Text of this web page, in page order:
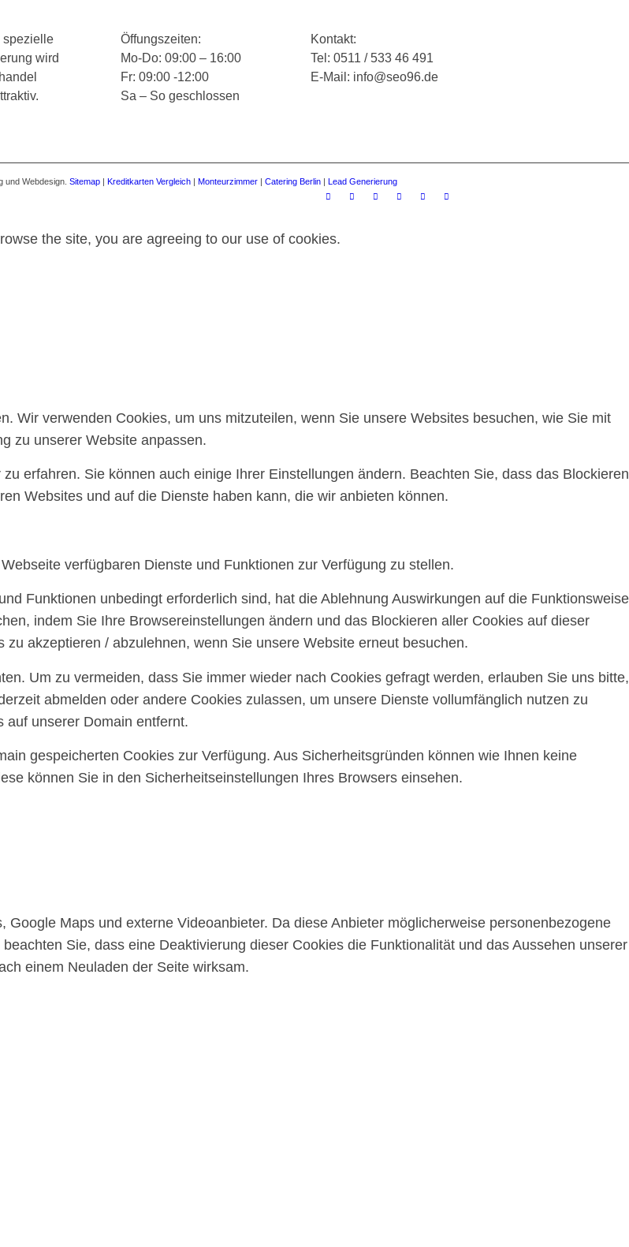
spezielle
wird
Öffungszeiten:
Mo-Do: 09:00 – 16:00
Fr: 09:00 -12:00
Sa – So geschlossen
Kontakt:
Tel: 0511 / 533 46 491
E-Mail: info@seo96.de
und Webdesign. Sitemap | Kreditkarten Vergleich | Monteurzimmer | Catering Berlin | Lead Generierung
the site, you are agreeing to our use of cookies.
Wir verwenden Cookies, um uns mitzuteilen, wenn Sie unsere Websites besuchen, wie Sie mit
zu unserer Website anpassen.
erfahren. Sie können auch einige Ihrer Einstellungen ändern. Beachten Sie, dass das Blockieren
Websites und auf die Dienste haben kann, die wir anbieten können.
verfügbaren Dienste und Funktionen zur Verfügung zu stellen.
Funktionen unbedingt erforderlich sind, hat die Ablehnung Auswirkungen auf die Funktionsweise
indem Sie Ihre Browsereinstellungen ändern und das Blockieren aller Cookies auf dieser
akzeptieren / abzulehnen, wenn Sie unsere Website erneut besuchen.
Um zu vermeiden, dass Sie immer wieder nach Cookies gefragt werden, erlauben Sie uns bitte,
abmelden oder andere Cookies zulassen, um unsere Dienste vollumfänglich nutzen zu
auf unserer Domain entfernt.
gespeicherten Cookies zur Verfügung. Aus Sicherheitsgründen können wie Ihnen keine
können Sie in den Sicherheitseinstellungen Ihres Browsers einsehen.
Maps und externe Videoanbieter. Da diese Anbieter möglicherweise personenbezogene
Sie, dass eine Deaktivierung dieser Cookies die Funktionalität und das Aussehen unserer
einem Neuladen der Seite wirksam.